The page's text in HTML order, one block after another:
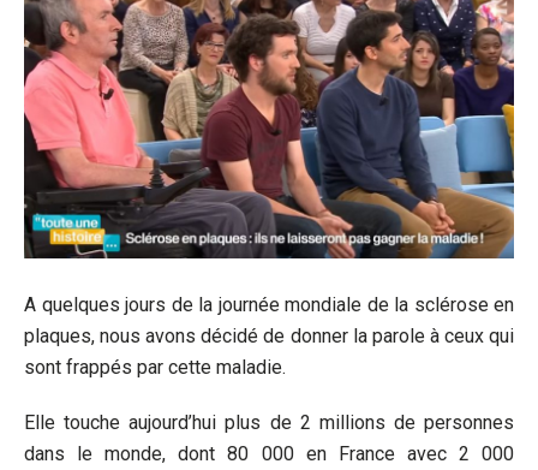
A quelques jours de la journée mondiale de la sclérose en
plaques, nous avons décidé de donner la parole à ceux qui
sont frappés par cette maladie.
Elle touche aujourd’hui plus de 2 millions de personnes
dans le monde, dont 80 000 en France avec 2 000